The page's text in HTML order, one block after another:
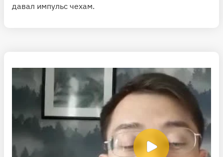
давал импульс чехам.